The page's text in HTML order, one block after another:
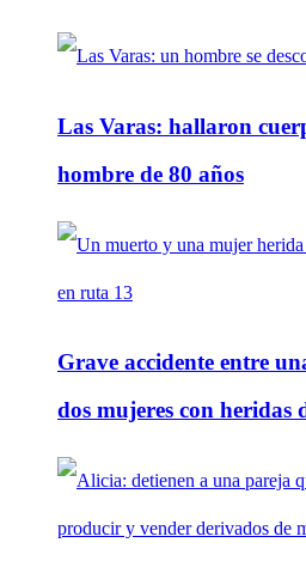
Las Varas: hallaron
hombre de 80 años
Grave accidente entre
dos mujeres con heridas